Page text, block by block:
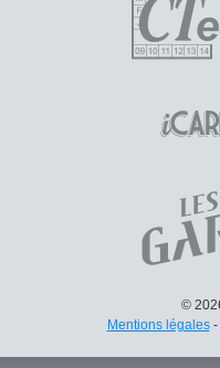
©
Mentions légales-